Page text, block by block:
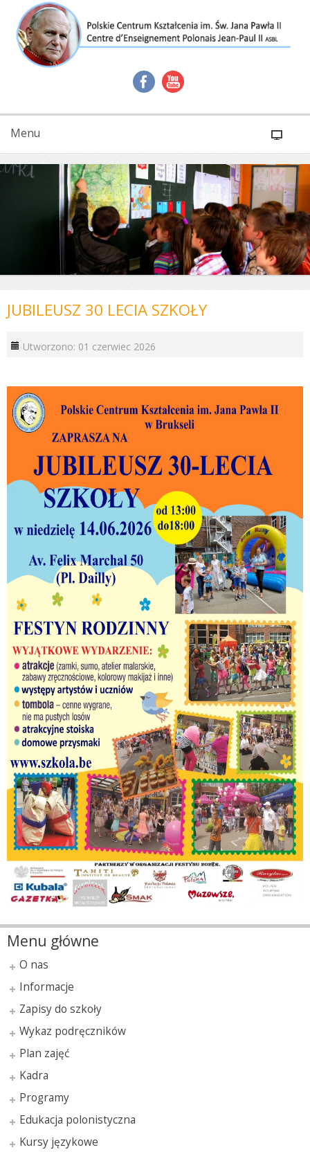
Menu
JUBILEUSZ 30 LECIA SZKOŁY
Utworzono: 01 czerwiec 2026
Menu główne
O nas
Informacje
Zapisy do szkoły
Wykaz podręczników
Plan zajęć
Kadra
Programy
Edukacja polonistyczna
Kursy językowe